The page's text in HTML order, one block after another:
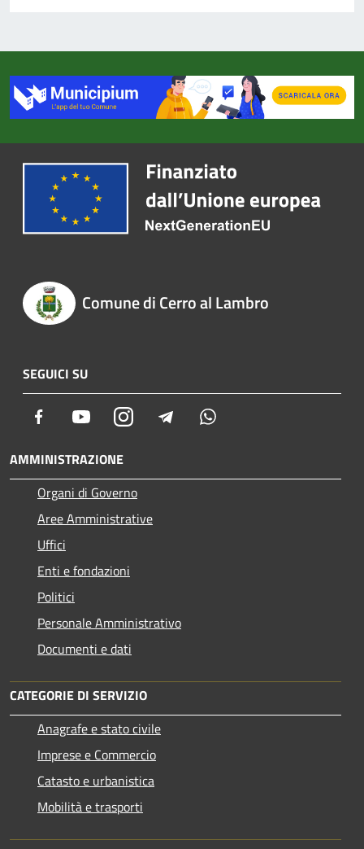
Comune di Cerro al Lambro
SEGUICI SU
Facebook YoutubeInstagram Telegram
AMMINISTRAZIONE
Organi di Governo
Aree Amministrative
Uffici
Enti e fondazioni
Politici
Personale Amministrativo
Documenti e dati
CATEGORIE DI SERVIZIO
Anagrafe e stato civile
Imprese e Commercio
Catasto e urbanistica
Mobilità e trasporti